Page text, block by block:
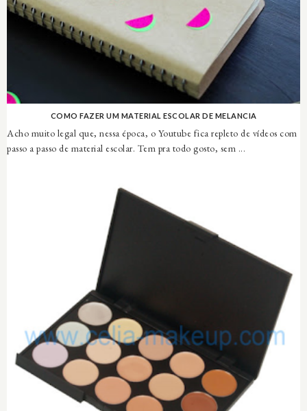
COMO FAZER UM MATERIAL ESCOLAR DE MELANCIA
Acho muito legal que, nessa época, o Youtube fica repleto de vídeos com
passo a passo de material escolar. Tem pra todo gosto, sem ...